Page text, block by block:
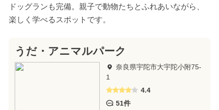
ドッグランも完備。親子で動物たちとふれあいながら、
楽しく学べるスポットです。
うだ・アニマルパーク
奈良県宇陀市大宇陀小附75-
1
4.4
51件